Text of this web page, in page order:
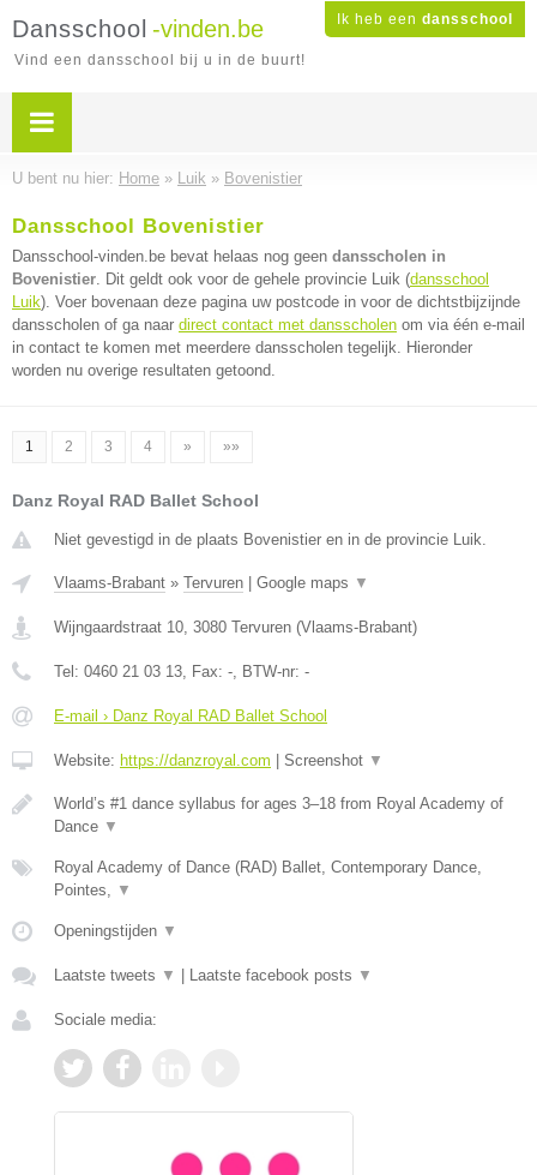
Ik heb een dansschool
Dansschool -vinden.be
Vind een dansschool bij u in de buurt!
U bent nu hier: Home » Luik » Bovenistier
Dansschool Bovenistier
Dansschool-vinden.be bevat helaas nog geen dansscholen in
Bovenistier. Dit geldt ook voor de gehele provincie Luik (dansschool
Luik). Voer bovenaan deze pagina uw postcode in voor de dichtstbijzijnde
dansscholen of ga naar direct contact met dansscholen om via één e-mail
in contact te komen met meerdere dansscholen tegelijk. Hieronder
worden nu overige resultaten getoond.
1 2 3 4 » »»
Danz Royal RAD Ballet School
Niet gevestigd in de plaats Bovenistier en in de provincie Luik.
Vlaams-Brabant » Tervuren Google maps ▼
Wijngaardstraat 10, 3080 Tervuren (Vlaams-Brabant)
Tel: 0460 21 03 13, Fax: -, BTW-nr: -
E-mail › Danz Royal RAD Ballet School
Website: https://danzroyal.com Screenshot ▼
World’s #1 dance syllabus for ages 3–18 from Royal Academy of
Dance ▼
Royal Academy of Dance (RAD) Ballet, Contemporary Dance,
Pointes, ▼
Openingstijden ▼
Laatste tweets ▼ Laatste facebook posts ▼
Sociale media: